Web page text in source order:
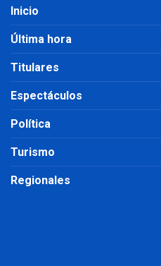
Inicio
Última hora
Titulares
Espectáculos
Política
Turismo
Regionales